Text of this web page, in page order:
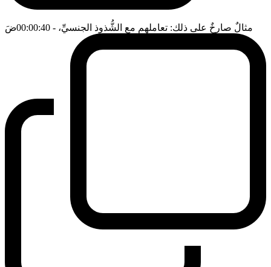
مثالٌ صارخٌ على ذلك: تعاملهم مع الشُّذوذ الجنسيِّ، - 00:00:40 ضَ